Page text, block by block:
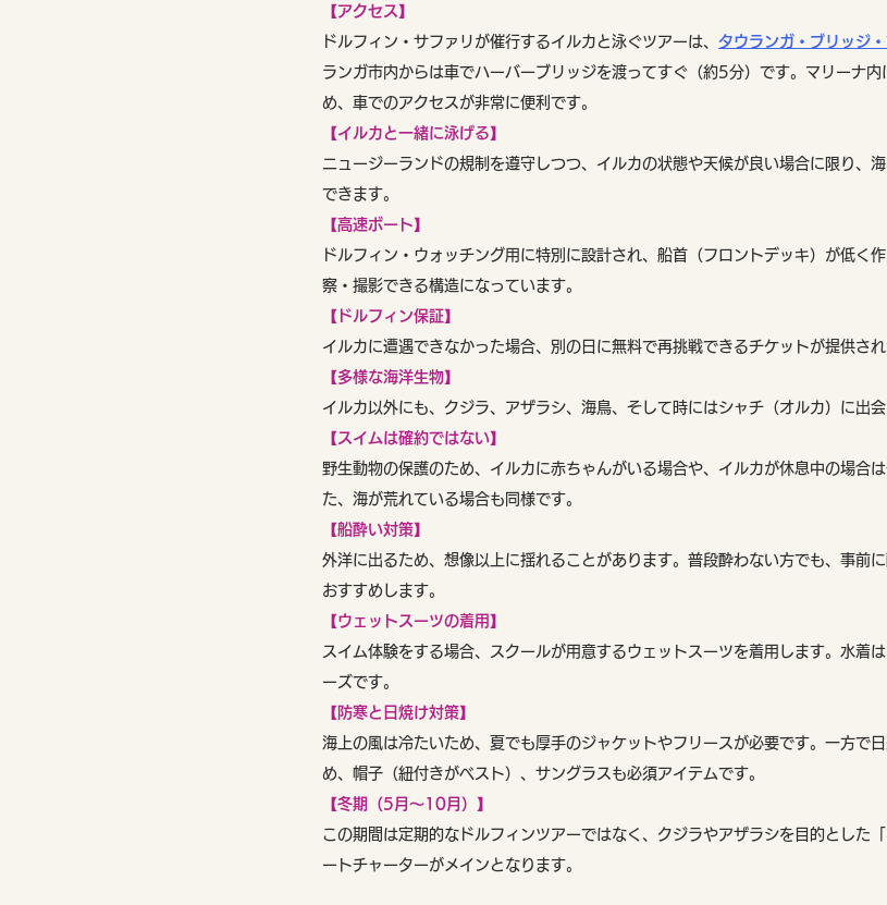
【アクセス】
ドルフィン・サファリが催行するイルカと泳ぐツアーは、 タウランガ・ブリッジ
ランガ市内からは車でハーバーブリッジを渡ってすぐ（約5分）です。マリーナ
め、車でのアクセスが非常に便利です。
【イルカと一緒に泳げる】
ニュージーランドの規制を遵守しつつ、イルカの状態や天候が良い場合に限り、
できます。
【高速ボート】
ドルフィン・ウォッチング用に特別に設計され、船首（フロントデッキ）が低く
察・撮影できる構造になっています。
【ドルフィン保証】
イルカに遭遇できなかった場合、別の日に無料で再挑戦できるチケットが提供さ
【多様な海洋生物】
イルカ以外にも、クジラ、アザラシ、海鳥、そして時にはシャチ（オルカ）に出会
【スイムは確約ではない】
野生動物の保護のため、イルカに赤ちゃんがいる場合や、イルカが休息中の場合
た、海が荒れている場合も同様です。
【船酔い対策】
外洋に出るため、想像以上に揺れることがあります。普段酔わない方でも、事前
おすすめします。
【ウェットスーツの着用】
スイム体験をする場合、スクールが用意するウェットスーツを着用します。水着
ーズです。
【防寒と日焼け対策】
海上の風は冷たいため、夏でも厚手のジャケットやフリースが必要です。一方で
め、帽子（紐付きがベスト）、サングラスも必須アイテムです。
【冬期（5月〜10月）】
この期間は定期的なドルフィンツアーではなく、クジラやアザラシを目的とした
ートチャーターがメインとなります。